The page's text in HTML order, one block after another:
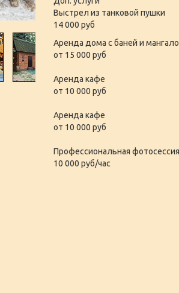
Выстрел из танковой пушки
14 000 руб
Аренда дома с баней и
от 15 000 руб
Аренда кафе
от 10 000 руб
Аренда кафе
от 10 000 руб
Профессиональная фотосессия
10 000 руб/час